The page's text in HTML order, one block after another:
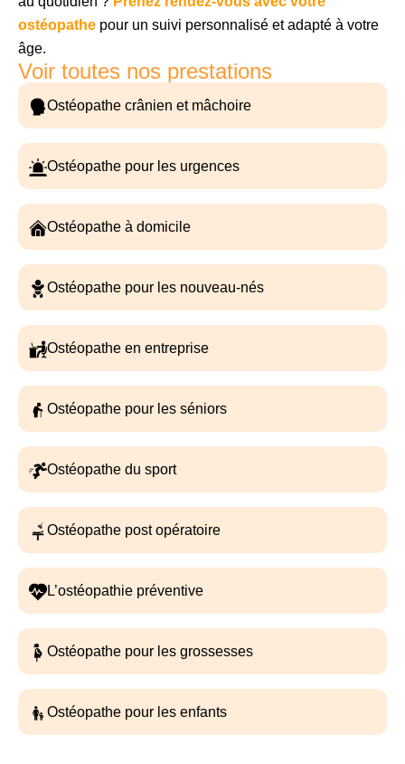
Voir toutes nos prestations
Ostéopathe crânien et mâchoire
Ostéopathe pour les urgences
Ostéopathe à domicile
Ostéopathe pour les nouveau-nés
Ostéopathe en entreprise
Ostéopathe pour les séniors
Ostéopathe du sport
Ostéopathe post opératoire
L’ostéopathie préventive
Ostéopathe pour les grossesses
Ostéopathe pour les enfants
ostéopathe pour un suivi personnalisé et adapté à votre
âge.